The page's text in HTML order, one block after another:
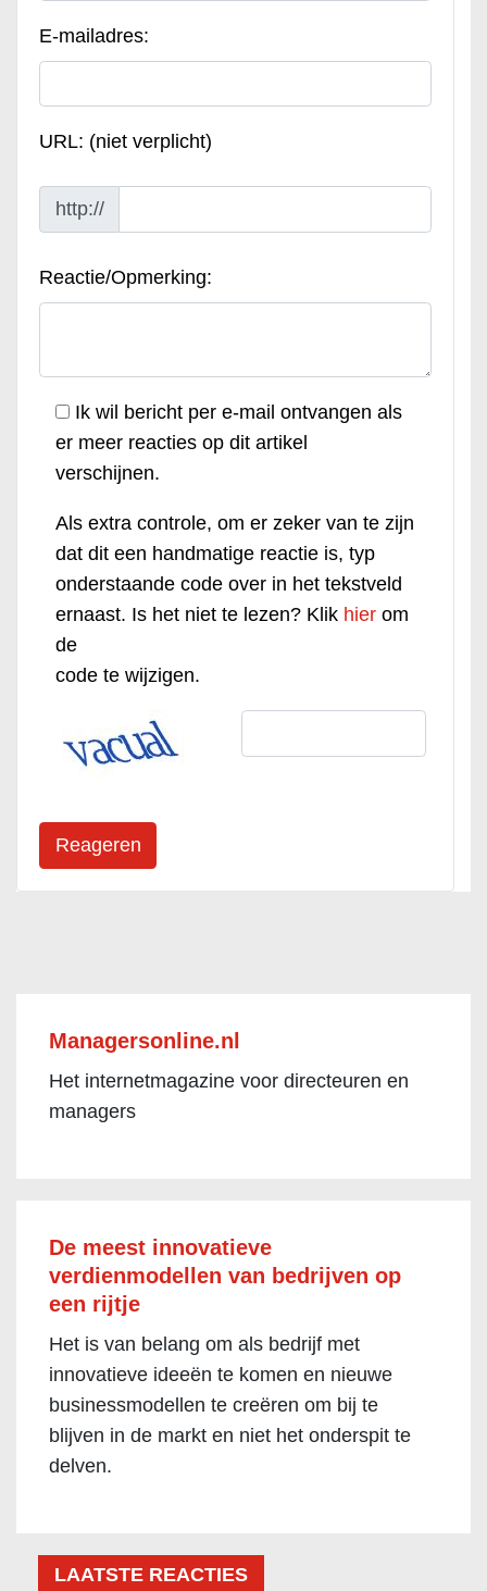
E-mailadres:
URL: (niet verplicht)
http://
Reactie/Opmerking:
Ik wil bericht per e-mail ontvangen als
er meer reacties op dit artikel
verschijnen.
Als extra controle, om er zeker van te zijn
dat dit een handmatige reactie is, typ
onderstaande code over in het tekstveld
ernaast. Is het niet te lezen? Klik hier om
de
code te wijzigen.
Managersonline.nl
Het internetmagazine voor directeuren en
managers
De meest innovatieve
verdienmodellen van bedrijven op
een rijtje
Het is van belang om als bedrijf met
innovatieve ideeën te komen en nieuwe
businessmodellen te creëren om bij te
blijven in de markt en niet het onderspit te
delven.
LAATSTE REACTIES